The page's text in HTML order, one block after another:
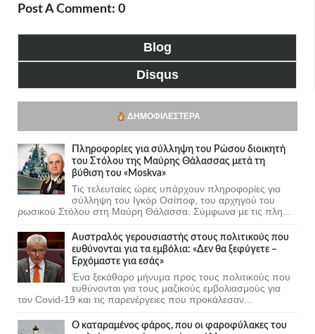
Post A Comment: 0
Blog
Disqus
ΔΗΜΟΦΙΛΈΣΤΕΡΑ
Πληροφορίες για σύλληψη του Ρώσου διοικητή
του Στόλου της Mαύρης Θάλασσας μετά τη
βύθιση του «Moskva»
Τις τελευταίες ώρες υπάρχουν πληροφορίες για
σύλληψη του Ιγκόρ Οσίποφ, του αρχηγού του
ρωσικού Στόλου στη Μαύρη Θάλασσα. Σύμφωνα με τις πλη...
Αυστραλός γερουσιαστής στους πολιτικούς που
ευθύνονται για τα εμβόλια: «Δεν θα ξεφύγετε –
Ερχόμαστε για εσάς»
Ένα ξεκάθαρο μήνυμα προς τους πολιτικούς που
ευθύνονται για τους μαζικούς εμβολιασμούς για
τον Covid-19 και τις παρενέργειες που προκάλεσαν...
Ο καταραμένος φάρος, που οι φαροφύλακες του